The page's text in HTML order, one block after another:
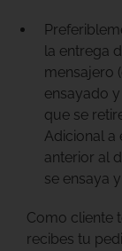
la entrega
mensajero
ensayado
que se
Adicional a
anterior al
se ensaya
Como cliente
recibes tu